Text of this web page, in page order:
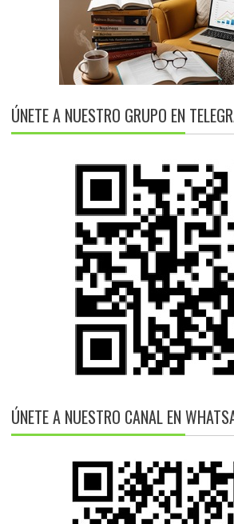
ÚNETE A NUESTRO GRUPO EN
ÚNETE A NUESTRO CANAL EN